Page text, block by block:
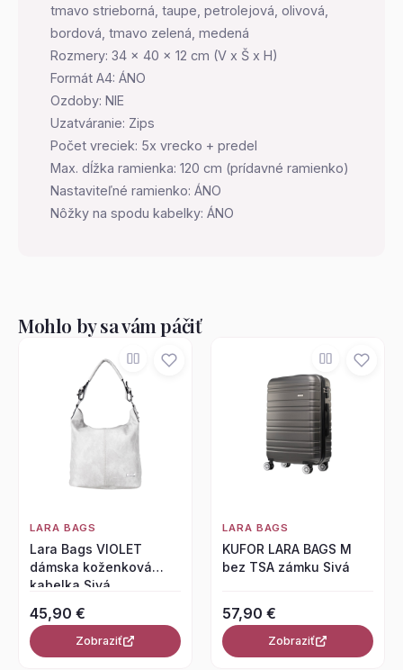
tmavo strieborná, taupe, petrolejová, olivová,
bordová, tmavo zelená, medená
Rozmery: 34 x 40 x 12 cm (V x Š x H)
Formát A4: ÁNO
Ozdoby: NIE
Uzatváranie: Zips
Počet vreciek: 5x vrecko + predel
Max. dĺžka ramienka: 120 cm (prídavné ramienko)
Nastaviteľné ramienko: ÁNO
Nôžky na spodu kabelky: ÁNO
Mohlo by sa vám páčiť
LARA BAGS
Lara Bags VIOLET
dámska koženková
kabelka Sivá
45,90 €
Zobraziť
LARA BAGS
KUFOR LARA BAGS M
bez TSA zámku Sivá
57,90 €
Zobraziť